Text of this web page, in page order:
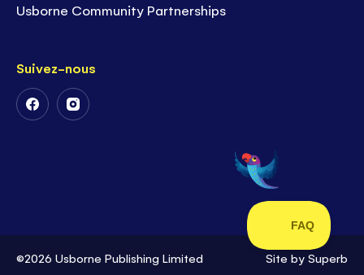
Usborne Community Partnerships
Suivez-nous
Suivez-Suivez-
©2026 Usborne Publishing Limited Site by Superb